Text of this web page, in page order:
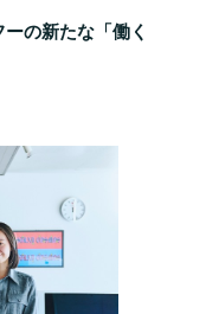
の新たな「働く